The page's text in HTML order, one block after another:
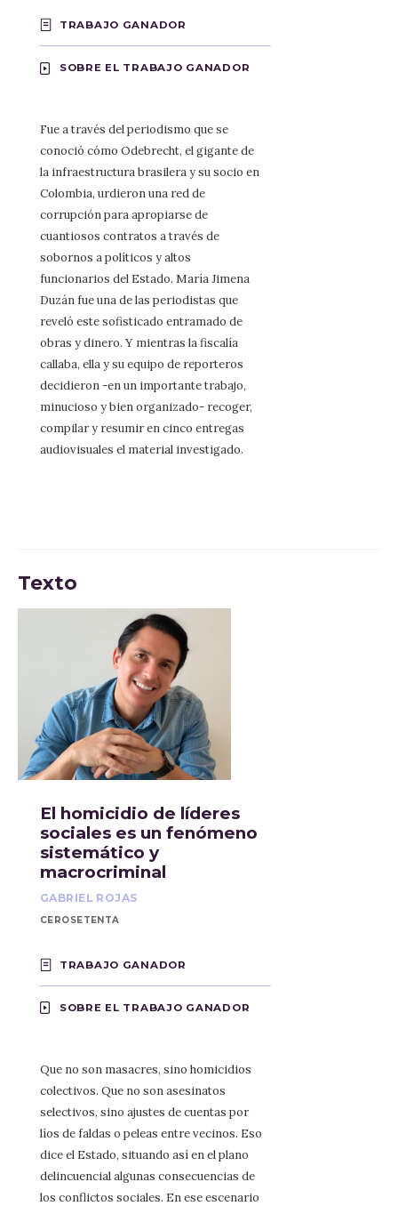
TRABAJO GANADOR
SOBRE EL TRABAJO GANADOR
Fue a través del periodismo que se
conoció cómo Odebrecht, el gigante de
la infraestructura brasilera y su socio en
Colombia, urdieron una red de
corrupción para apropiarse de
cuantiosos contratos a través de
sobornos a políticos y altos
funcionarios del Estado. María Jimena
Duzán fue una de las periodistas que
reveló este sofisticado entramado de
obras y dinero. Y mientras la fiscalía
callaba, ella y su equipo de reporteros
decidieron -en un importante trabajo,
minucioso y bien organizado- recoger,
compilar y resumir en cinco entregas
audiovisuales el material investigado.
Texto
El homicidio de líderes
sociales es un fenómeno
sistemático y
macrocriminal
GABRIEL ROJAS
CEROSETENTA
TRABAJO GANADOR
SOBRE EL TRABAJO GANADOR
Que no son masacres, sino homicidios
colectivos. Que no son asesinatos
selectivos, sino ajustes de cuentas por
líos de faldas o peleas entre vecinos. Eso
dice el Estado, situando así en el plano
delincuencial algunas consecuencias de
los conflictos sociales. En ese escenario